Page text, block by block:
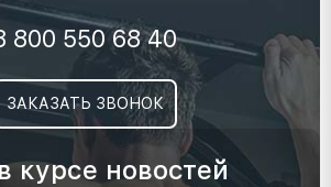
800 550 68 40
ЗАКАЗАТЬ ЗВОНОК
курсе новостей